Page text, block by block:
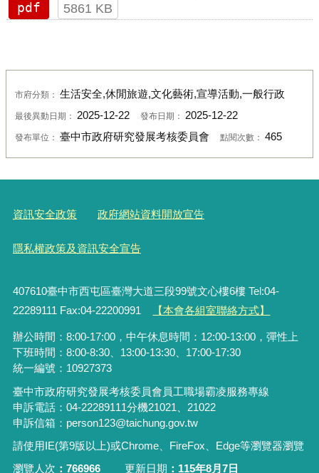
pdf
5861 KB
市府分類： 生活安全,休閒旅遊,文化藝術,宣導活動,一般行政
最後異動日期： 2025-12-22 發布日期： 2025-12-22
發布單位： 臺中市政府研究發展考核委員會 點閱次數： 465
資訊安全政策 政府網站資料開放宣告
隱私權政策及資訊安全宣告
407610臺中市西屯區臺灣大道三段99號文心樓6樓 Tel:04-
22289111 Fax:04-22200991
【本會各組室聯絡方式】
辦公時間：8:00-17:00，中午休息時間：12:00-13:00，彈性上
下班時間：8:00-8:30、13:00-13:30、17:00-17:30
統一編號：10927373
臺中市政府研究發展考核委員會員工職場霸凌服務專線
申訴電話：04-22289111分機21021、21022
申訴信箱：person123@taichung.gov.tw
請使用IE(第9版以上)或Chrome、FireFox、Edge等瀏覽器瀏覽
瀏覽人次
766966 更新日期 115年8月7日